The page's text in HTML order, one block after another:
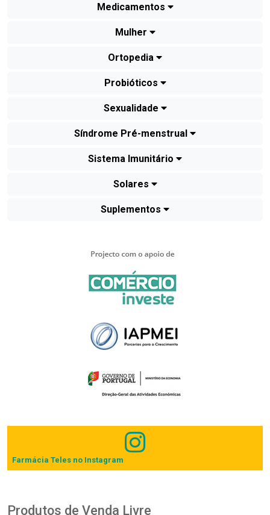
Medicamentos
Mulher
Ortopedia
Probióticos
Sexualidade
Síndrome Pré-menstrual
Sistema Imunitário
Solares
Suplementos
Farmácia Teles no Instagram
Produtos de Venda Livre